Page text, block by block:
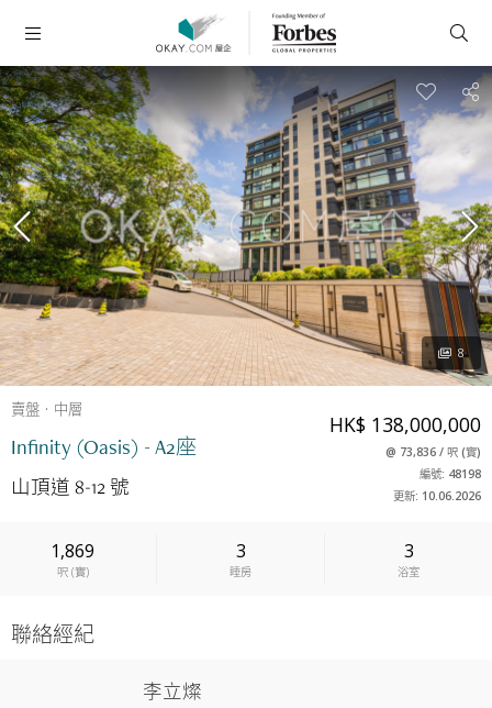
賣盤 中層
Infinity (Oasis) - A2座
山頂道 8-12 號
HK$ 138,000,000
@ 73,836/ 呎(實)
編號: 48198
更新: 10.06.2026
1,869
呎(實)
3
睡房
3
浴室
8
聯絡經紀
李立燦